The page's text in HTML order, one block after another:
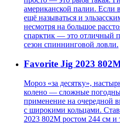
американской палии. Если
ещё называться и
несмотря на большое
спарктик — это отличный
сезон спиннинговой ловли.
Favorite Jig 2023
Мороз «за десятку»,
колено — сложные
применение на очередной
с широкими кольцами.
2023 802M ростом 244 см и